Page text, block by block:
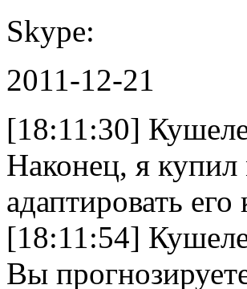
Skype:
2011-12-21
[18:11:30]
Наконец, я
адаптировать
[18:11:54]
Вы